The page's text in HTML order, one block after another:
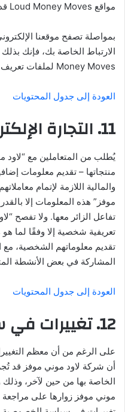
مواقع Loud Money Moves قد لا تعمل بشكل صحيح بدونها.
بمواصلة تصفح موقعنا
Money Moves لملفات تعريف الارتباط.
العودة إلى جدول المحتويات
11. التجارة الإلكترونية
يُطلب من المتعاملين مع “لاود
منتجاتها – تقديم معلومات
والمالية اللازمة لإتمام
موفز” هذه المعلومات إلا
تفاعل الزائر معها. ولا تفصح
تعريفية شخصية إلا وفقًا لما
تقديم معلوماتهم الشخصية،
المشاركة في بعض الأنشطة
العودة إلى جدول المحتويات
12. تغييرات في سياسة الخصوصية
على الرغم من أن معظم
أن شركة لاود موني موفز قد
الخاصة بها من حين لآخر،
موني موفز زوارها على